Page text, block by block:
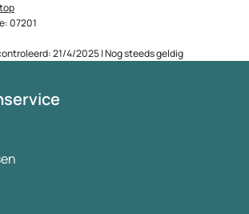
07201
21/4/2025 | Nog steeds geldig